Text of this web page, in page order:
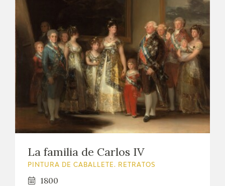
La familia de Carlos IV
PINTURA DE CABALLETE. RETRATOS
1800